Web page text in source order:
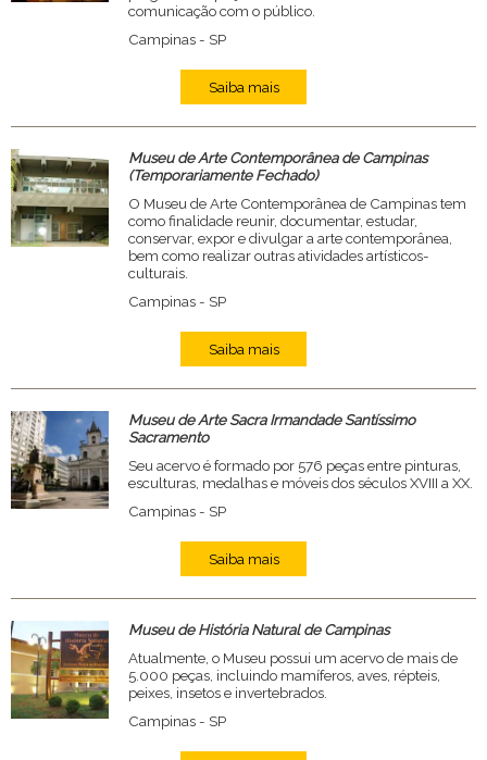
comunicação com o público.
Campinas - SP
Saiba mais
Museu de Arte Contemporânea de Campinas
(Temporariamente Fechado)
O Museu de Arte Contemporânea de Campinas tem
como finalidade reunir, documentar, estudar,
conservar, expor e divulgar a arte contemporânea,
bem como realizar outras atividades artísticos-
culturais.
Campinas - SP
Saiba mais
Museu de Arte Sacra Irmandade Santíssimo
Sacramento
Seu acervo é formado por 576 peças entre pinturas,
esculturas, medalhas e móveis dos séculos XVIII a XX.
Campinas - SP
Saiba mais
Museu de História Natural de Campinas
Atualmente, o Museu possui um acervo de mais de
5.000 peças, incluindo mamíferos, aves, répteis,
peixes, insetos e invertebrados.
Campinas - SP